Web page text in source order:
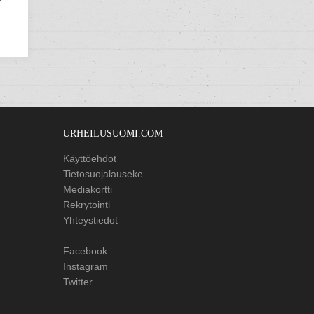
URHEILUSUOMI.COM
Käyttöehdot
Tietosuojalauseke
Mediakortti
Rekrytointi
Yhteystiedot
Facebook
Instagram
Twitter